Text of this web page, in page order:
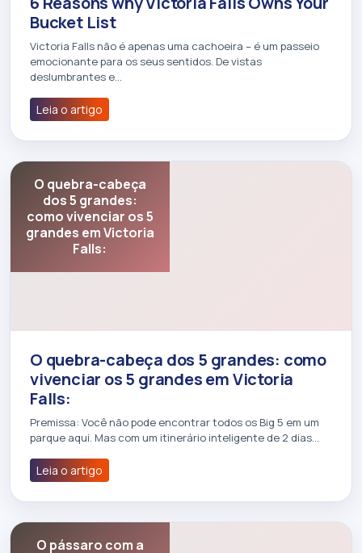
Bucket List
Victoria Falls não é apenas uma cachoeira – é um passeio
emocionante para os seus sentidos. De vistas
deslumbrantes e…
Leia o artigo
O quebra-cabeça
dos 5 grandes:
como vivenciar os 5
grandes em Victoria
Falls:
O quebra-cabeça dos 5 grandes: como
vivenciar os 5 grandes em Victoria
Falls:
Premissa: Você não pode encontrar todos os Big 5 em um
parque aqui. Mas com um itinerário inteligente de 2 dias…
Leia o artigo
O pássaro com a